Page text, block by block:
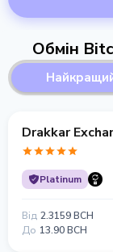
Обмін
Drakkar
Platinum
Від 2.3159 BCH
До 13.90 BCH